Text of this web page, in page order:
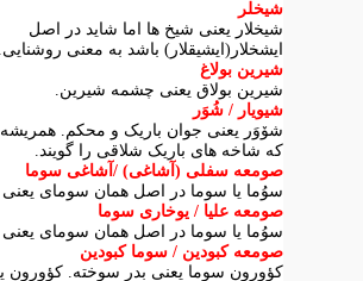
شیخلر
شیخلار یعنی شیخ ها اما شاید در اصل
ایشخلار(ایشیقلار) باشد به معنی روشنایی.
شیرین بولاغ
شیرین بولاق یعنی چشمه شیرین.
شیویار / شُوَر
شۆوَر یعنی جوان باریک و محکم.
که شاخه های باریک شلاقی را گویند.
صومعه سفلی (آشاغی) /آشاغی سوما
سوُما یا سوما در اصل همان سومای یعنی
صومعه علیا / یوخاری سوما
سوُما یا سوما در اصل همان سومای یعنی
صومعه کبودین / سوما کبودین
کؤورون سوما یعنی بدر سوخته. کؤورون